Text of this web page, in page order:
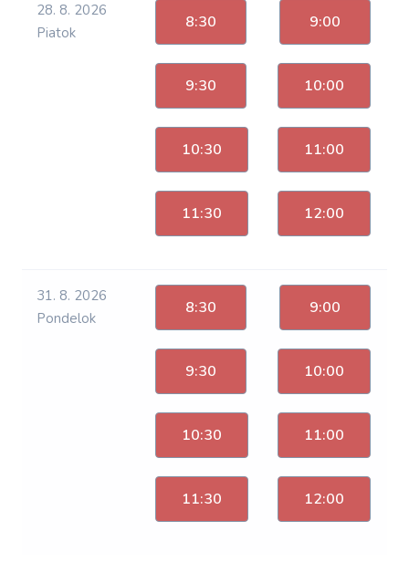
28. 8. 2026
Piatok
8:30 9:00
9:30 10:00
10:30 11:00
11:30 12:00
31. 8. 2026
Pondelok
8:30 9:00
9:30 10:00
10:30 11:00
11:30 12:00